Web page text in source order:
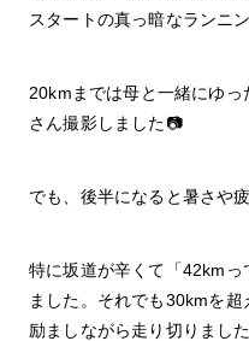
スタートの真っ暗なランニ
20kmまでは母と一緒にゆっ
さん撮影しました📷
でも、後半になると暑さや
特に坂道が辛くて「42kmっ
ました。それでも30kmを
励ましながら走り切りました